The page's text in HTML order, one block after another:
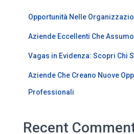
Opportunità Nelle
Aziende Eccellenti Che
Vagas in Evidenza: Scopri Chi
Aziende Che Creano Nuove
Professionali
Recent